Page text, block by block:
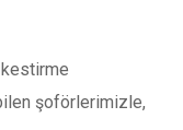
kestirme
şoförlerimizle,